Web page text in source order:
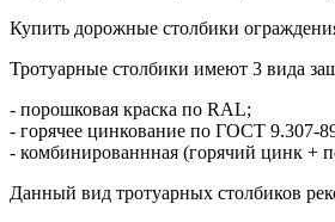
Купить дорожные столбики
Тротуарные столбики имеют 3 вида
- порошковая краска по RAL;
- горячее цинкование по ГОСТ 9.307-
- комбинированнная (горячий цинк +
Данный вид тротуарных столбиков